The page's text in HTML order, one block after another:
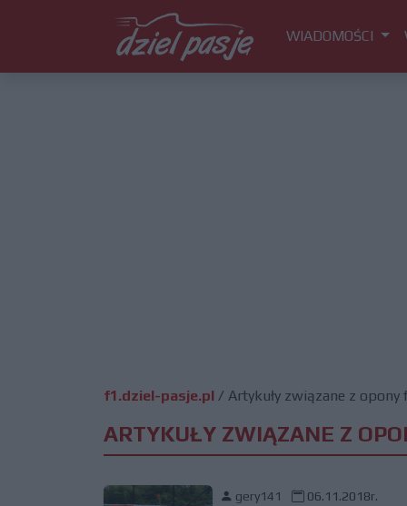
WIADOMOŚCI
f1.dziel-pasje.pl / Artykuły związane z opony
ARTYKUŁY ZWIĄZANE Z
gery141 06.11.2018r.